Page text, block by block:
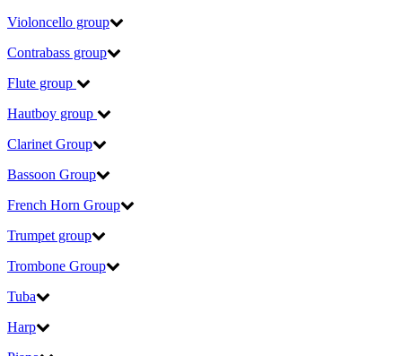
Violoncello group
Contrabass group
Flute group
Hautboy group
Clarinet Group
Bassoon Group
French Horn Group
Trumpet group
Trombone Group
Tuba
Harp